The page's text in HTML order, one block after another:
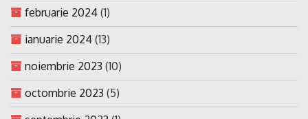
februarie 2024 (1)
ianuarie 2024 (13)
noiembrie 2023 (10)
octombrie 2023 (5)